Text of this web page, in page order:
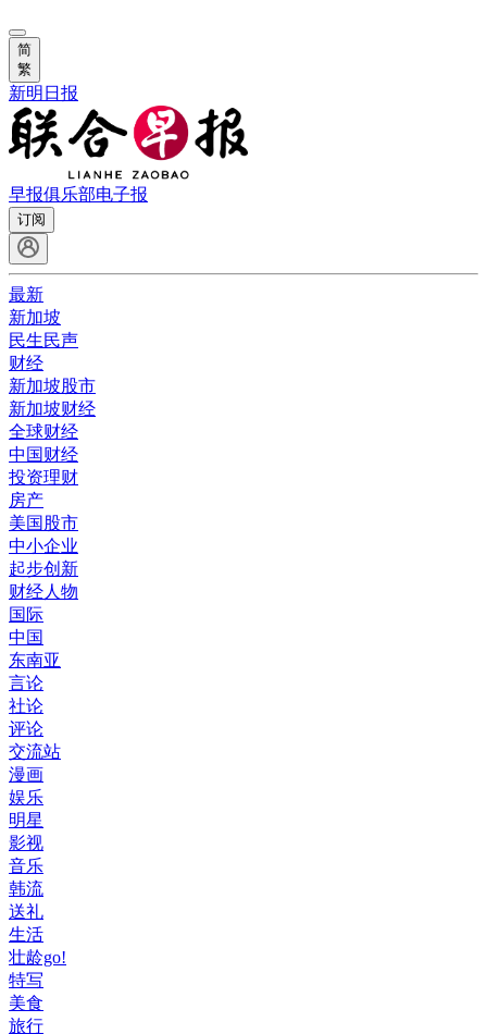
简
繁
新明日报
早报俱乐部电子报
订阅
最新
新加坡
民生民声
财经
新加坡股市
新加坡财经
全球财经
中国财经
投资理财
房产
美国股市
中小企业
起步创新
财经人物
国际
中国
东南亚
言论
社论
评论
交流站
漫画
娱乐
明星
影视
音乐
韩流
送礼
生活
壮龄go!
特写
美食
旅行